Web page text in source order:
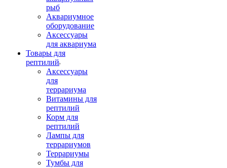
рыб
Аквариумное
оборудование
Аксессуары
для аквариума
Товары для
рептилий
Аксессуары
для
террариума
Витамины для
рептилий
Корм для
рептилий
Лампы для
террариумов
Террариумы
Тумбы для